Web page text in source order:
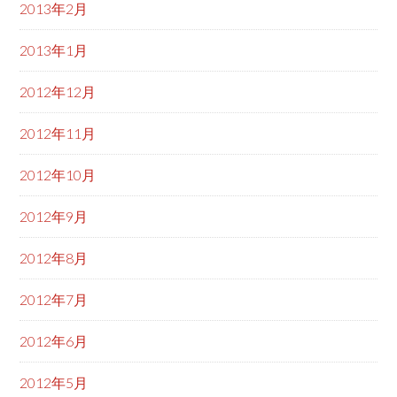
2013年2月
2013年1月
2012年12月
2012年11月
2012年10月
2012年9月
2012年8月
2012年7月
2012年6月
2012年5月